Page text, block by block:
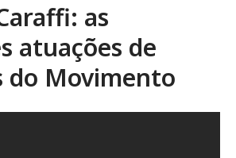
as
atuações de
do Movimento